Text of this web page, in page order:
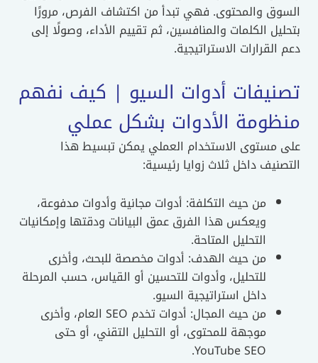
والمحتوى. فهي تبدأ من اكتشاف الفرص، مرورًا
الكلمات والمنافسين، ثم تقييم الأداء، وصولًا إلى
الاستراتيجية.
أدوات السيو | كيف نفهم
الأدوات بشكل عملي
مستوى الاستخدام العملي يمكن تبسيط هذا
داخل ثلاث زوايا رئيسية:
من حيث التكلفة: أدوات مجانية وأدوات مدفوعة،
ويعكس هذا الفرق عمق البيانات ودقتها وإمكانيات
التحليل المتاحة.
من حيث الهدف: أدوات مخصصة للبحث، وأخرى
للتحليل، وأدوات للتحسين أو القياس، حسب المرحلة
داخل استراتيجية السيو.
من حيث المجال: أدوات تخدم SEO العام، وأخرى
موجهة للمحتوى، أو التحليل التقني، أو حتى
YouTube SEO.